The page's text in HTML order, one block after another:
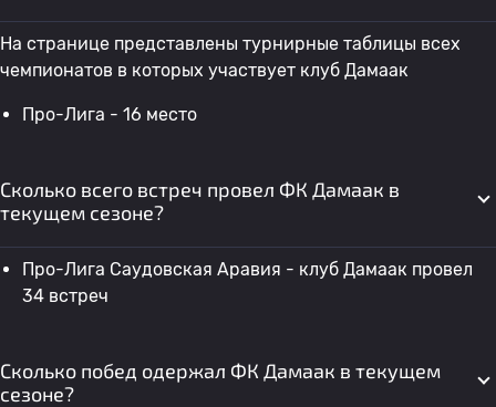
На странице представлены турнирные таблицы всех
чемпионатов в которых участвует клуб Дамаак
Про-Лига - 16 место
Сколько всего встреч провел ФК Дамаак в
текущем сезоне?
Про-Лига Саудовская Аравия - клуб Дамаак провел
34 встреч
Сколько побед одержал ФК Дамаак в текущем
сезоне?